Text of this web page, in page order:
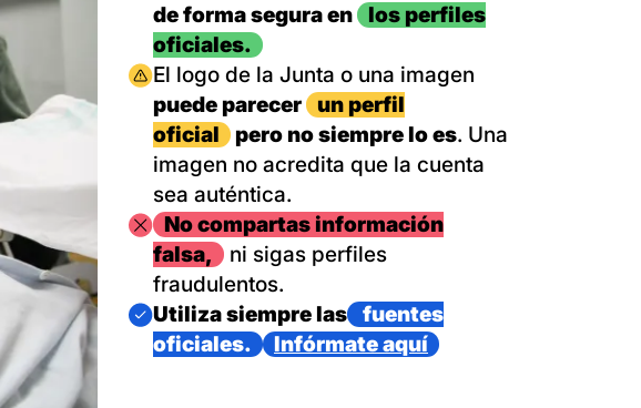
de forma segura en
los perfiles
oficiales.
Imagen
El logo de la Junta o una imagen
puede parecer
un perfil
oficial
pero no siempre lo es. Una
imagen no acredita que la cuenta
sea auténtica.
ImagenNo compartas información
falsa,
ni sigas perfiles
fraudulentos.
Imagen
Utiliza siempre las
fuentes
oficiales.
Infórmate aquí